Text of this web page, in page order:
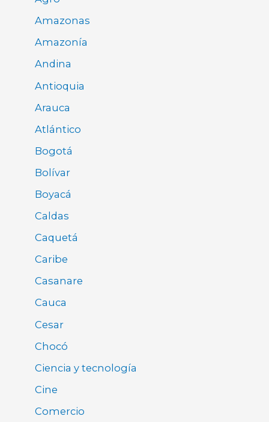
Amazonas
Amazonía
Andina
Antioquia
Arauca
Atlántico
Bogotá
Bolívar
Boyacá
Caldas
Caquetá
Caribe
Casanare
Cauca
Cesar
Chocó
Ciencia y tecnología
Cine
Comercio